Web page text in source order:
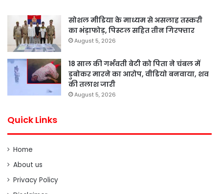
सोशल मीडिया के माध्यम से असलाह तस्करी
का भंड़ाफोड़, पिस्टल सहित तीन गिरफ्तार
August 5, 2026
18 साल की गर्भवती बेटी को पिता ने चंबल में
डुबोकर मारने का आरोप, वीडियो बनवाया, शव
की तलाश जारी
August 5, 2026
Quick Links
Home
About us
Privacy Policy